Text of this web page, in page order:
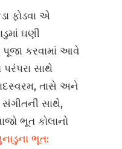
ફોડવા એ
ઘણી
કરવામાં આવે
સાથે
તાસે અને
સાથે,
ભૂત કોલાનો
ભૂત: